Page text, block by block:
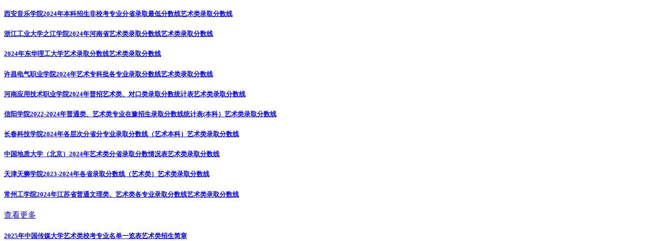
西安音乐学院2024年本科招生非校考专业分省录取最低分数线艺术类录取分数线
浙江工业大学之江学院2024年河南省艺术类录取分数线艺术类录取分数线
2024年东华理工大学艺术录取分数线艺术类录取分数线
许昌电气职业学院2024年艺术专科批各专业录取分数线艺术类录取分数线
河南应用技术职业学院2024年普招艺术类、对口类录取分数统计表艺术类录取分数线
信阳学院2022-2024年普通类、艺术类专业在豫招生录取分数线统计表(本科） 艺术类录取分数线
长春科技学院2024年各层次分省分专业录取分数线（艺术本科） 艺术类录取分数线
中国地质大学（北京）2024年艺术类分省录取分数情况表艺术类录取分数线
天津天狮学院2023-2024年各省录取分数线（艺术类） 艺术类录取分数线
常州工学院2024年江苏省普通文理类、艺术类各专业录取分数线艺术类录取分数线
查看更多
2025年中国传媒大学艺术类校考专业名单一览表艺术类招生简章